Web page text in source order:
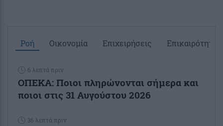
Ροή Οικονομία Επιχειρήσεις Επικαιρότητα
6 λεπτά πριν
ΟΠΕΚΑ: Ποιοι πληρώνονται σήμερα και
ποιοι στις 31 Αυγούστου 2026
36 λεπτά πριν